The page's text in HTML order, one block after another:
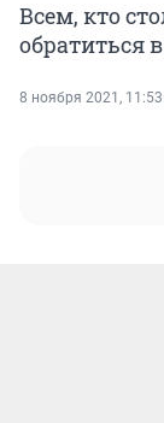
Всем, кто
обратиться
8 ноября 2021, 11:53